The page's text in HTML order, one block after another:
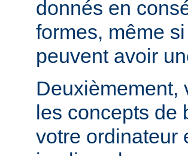
donnés en
formes, même
peuvent avoir
Deuxièmement,
les concepts de
votre ordinateur